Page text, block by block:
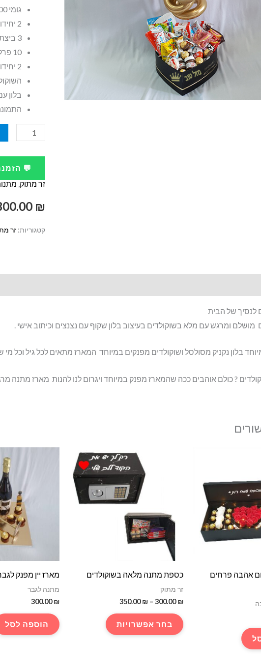
גומי 100 גרם
2 יחידות חטיפים 30 גרם
3 ביצת הפתעה
10 פרלינים של שוקולד
2 יחידות קינדר בואנו
בלון עם
כמות
מארז
שוקולדים
לנסיך
של
💬
זר מתוק,
₪
קטגוריות:זר
לנסיך של הבית
מושלם ומרגש עם מלא בשוקולדים בעיצוב בלון שקוף עם נצנצים וכיתוב אישי .
בלון נקניק מסולסל ושוקולדים מפנקים במיוחד המארז מתאים לכל גיל וכל מי
? כולם אוהבים ככה שהמארז מפנק במיוחד ויגרום לנו להנות מארז מתנה
אהבה פרחים
כספת מתנה מלאה בשוקולדים
זר מתוק
300.00₪
–
350.00₪
טווח
עד
⁦350.00 ₪⁩
בחר אפשרויות
זה
מארז יין מפנק
מתנה לגבר
300.00₪
הוספה לסל